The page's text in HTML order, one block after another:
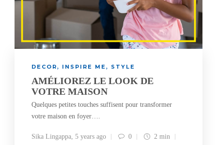
DECOR, INSPIRE ME, STYLE
AMÉLIOREZ LE LOOK DE
VOTRE MAISON
Quelques petites touches suffisent pour transformer
votre maison en foyer….
Sika Lingappa, 5 years ago 0 2 min